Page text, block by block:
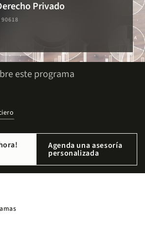
Privado
90618
este programa
Agenda una asesoría
personalizada